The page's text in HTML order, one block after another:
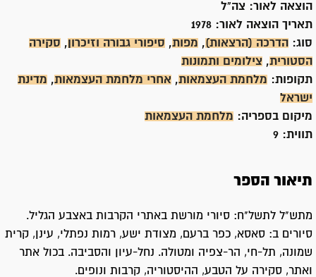
הוצאה לאור: צה"ל
תאריך הוצאה לאור:
סוג:
הדרכה (הרצאות), מפות, סיפורי גבורה וזיכרון , סקירה
הסטורית, צילומים ותמונות
תקופות: מלחמת העצמאות, אחרי מלחמת העצמאות, מדינת
ישראל
מיקום בספריה: מלחמת העצמאות
תווית: 9
תיאור הספר
מתש"ל לתשל"ח: סיורי מורשת באתרי הקרבות באצבע הגליל.
סיורים ב: סאסא, כפר ברעם, מצודת ישע, רמות נפתלי, עינן, קרית
שמונה, תל-חי, הר-צפיה ומטולה. נחל-עיון והסביבה. בכול אתר
ואתר, סקירה על הטבע, ההיסטוריה, קרבות ונופים.